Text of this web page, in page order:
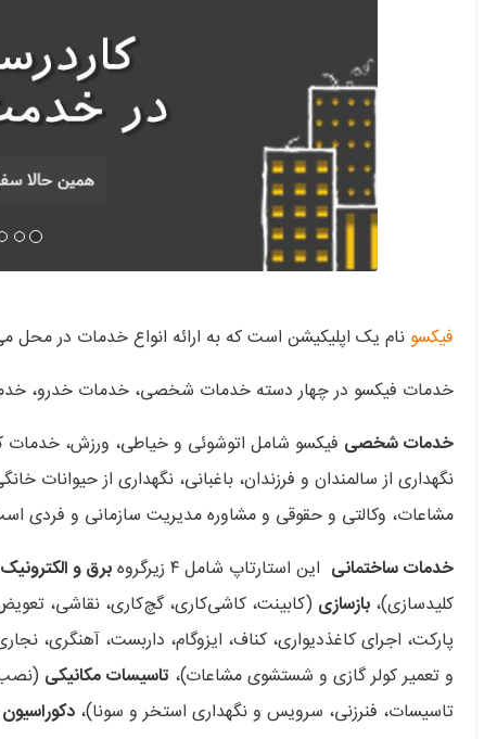
فیکسو نام یک اپلیکیشن است که به ارائه انواع خدمات در محل
خدمات فیکسو در چهار دسته خدمات شخصی، خدمات خدرو،
خدمات شخصی فیکسو شامل اتوشوئی و خیاطی، ورزش، خدمات
نگهداری از سالمندان و فرزندان، باغبانی، نگهداری از
مشاعات، وکالتی و حقوقی و مشاوره مدیریت سازمانی و فردی
خدمات ساختمانی این استارتاپ شامل ۴ زیرگروه برق و الکترونیک
کلیدسازی)، بازسازی (کابینت، کاشی‌کاری، گچ‌کاری، نقاشی،
پارکت، اجرای کاغذدیواری، کناف، ایزوگام، داربست،
و تعمیر کولر گازی و شستشوی مشاعات)، تاسیسات مکانیکی (نصب
تاسیسات، فنرزنی، سرویس و نگهداری استخر و سونا)،